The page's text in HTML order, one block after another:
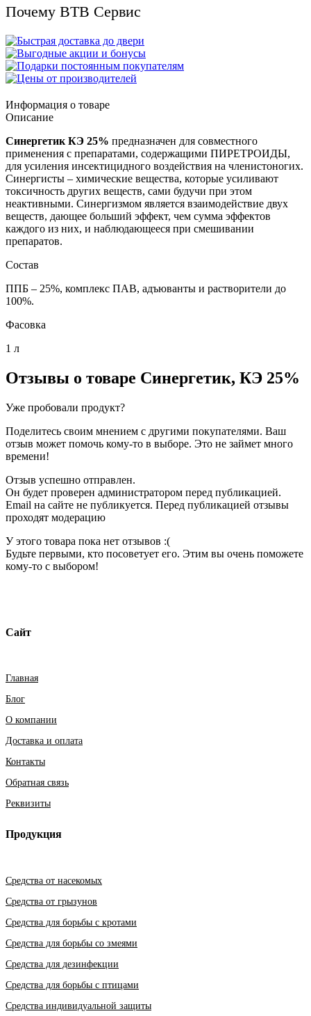
Почему ВТВ Сервис
Информация о товаре
Описание
Синергетик КЭ 25% предназначен для совместного
применения с препаратами, содержащими ПИРЕТРОИДЫ,
для усиления инсектицидного воздействия на членистоногих.
Синергисты – химические вещества, которые усиливают
токсичность других веществ, сами будучи при этом
неактивными. Синергизмом является взаимодействие двух
веществ, дающее больший эффект, чем сумма эффектов
каждого из них, и наблюдающееся при смешивании
препаратов.
Состав
ППБ – 25%, комплекс ПАВ, адъюванты и растворители до
100%.
Фасовка
1 л
Отзывы о товаре Синергетик, КЭ 25%
Уже пробовали продукт?
Поделитесь своим мнением с другими покупателями. Ваш
отзыв может помочь кому-то в выборе. Это не займет много
времени!
Отзыв успешно отправлен.
Он будет проверен администратором перед публикацией.
Email на сайте не публикуется. Перед публикацией отзывы
проходят модерацию
У этого товара пока нет отзывов :(
Будьте первыми, кто посоветует его. Этим вы очень поможете
кому-то с выбором!
Сайт
Главная
Блог
О компании
Доставка и оплата
Контакты
Обратная связь
Реквизиты
Продукция
Средства от насекомых
Средства от грызунов
Средства для борьбы с кротами
Средства для борьбы со змеями
Средства для дезинфекции
Средства для борьбы с птицами
Средства индивидуальной защиты